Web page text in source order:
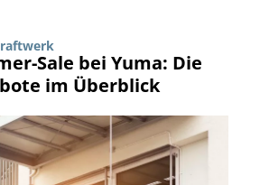
Sale bei Yuma: Die
im Überblick